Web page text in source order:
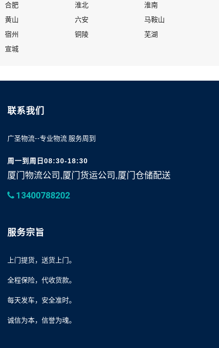
合肥
淮北
淮南
黄山
六安
马鞍山
宿州
铜陵
芜湖
宣城
联系我们
广圣物流--专业物流 服务周到
周一到周日08:30-18:30
厦门物流公司,厦门货运公司,厦门仓储配送
13400788202
服务宗旨
上门提货，送货上门。
全程保险，代收货款。
每天发车，安全准时。
诚信为本，信誉为魂。